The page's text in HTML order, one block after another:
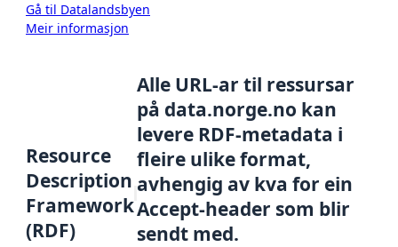
Gå til Datalandsbyen
Meir informasjon
Resource
Description
Framework
(RDF)
Alle URL-ar til ressursar
på data.norge.no kan
levere RDF-metadata i
fleire ulike format,
avhengig av kva for ein
Accept-header som blir
sendt med.